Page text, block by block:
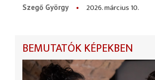
Szegő György
2026. március 10.
BEMUTATÓK KÉPEKBEN